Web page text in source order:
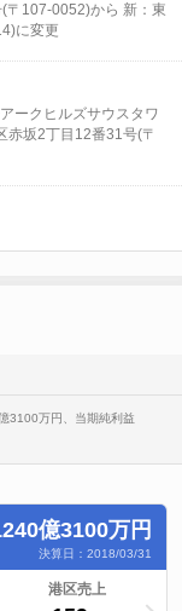
〒107-0052)から 新：東
に変更
ークヒルズサウスタワ
赤坂2丁目12番31号(〒
3100万円、当期純利益
億3100万円
決算日：2018/03/31
港区売上
ランキングへ